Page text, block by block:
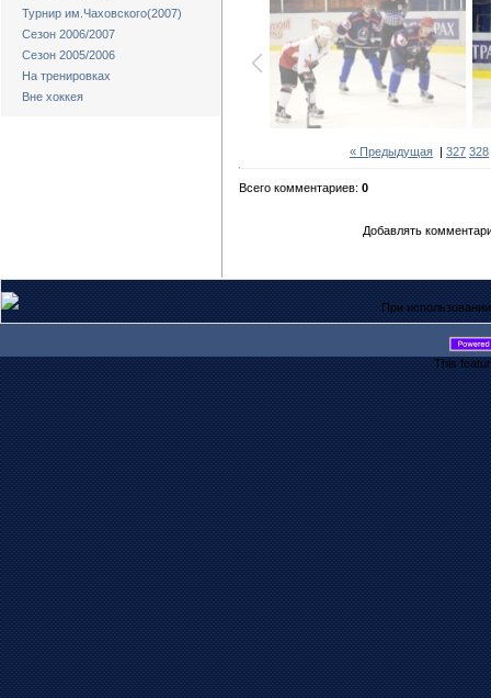
Турнир им.Чаховского(2007)
Сезон 2006/2007
Сезон 2005/2006
На тренировках
Вне хоккея
« Предыдущая | 327 328
Всего комментариев: 0
Добавлять
При
This